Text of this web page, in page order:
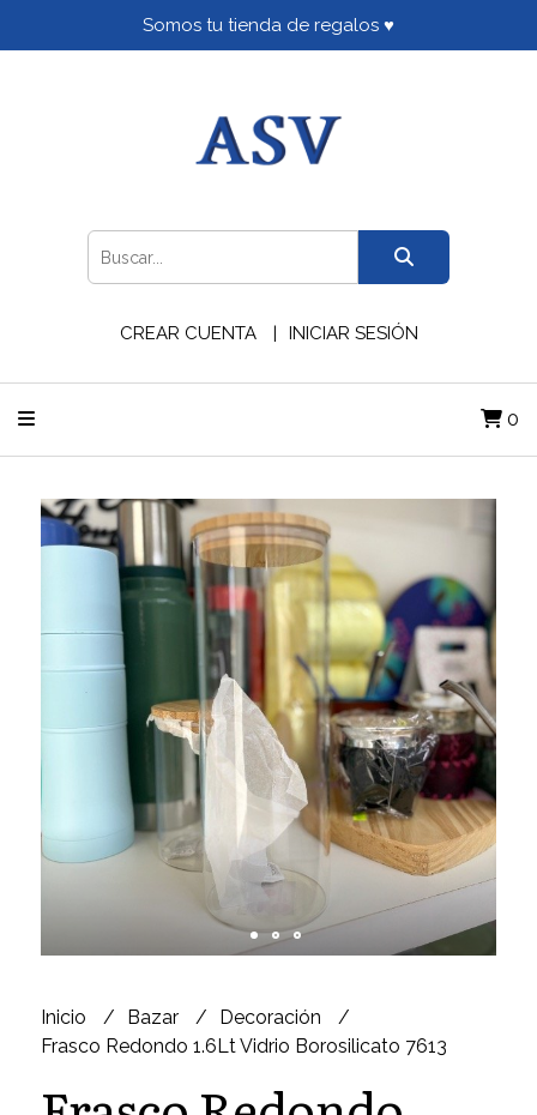
Somos tu tienda de regalos ♥
CREAR CUENTA INICIAR SESIÓN
0
Inicio Bazar
Decoración
Frasco Redondo 1.6Lt Vidrio Borosilicato 7613